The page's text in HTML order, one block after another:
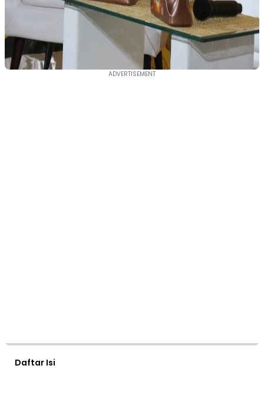
Daftar Isi